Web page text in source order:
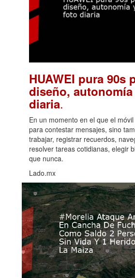
HUAWEI pura 90s
diseño,
diaria.
En un momento en el que el
para contestar mensajes, sino
trabajar, registrar recuerdos,
resolver tareas cotidianas, elegir
que nunca.
Lado.mx